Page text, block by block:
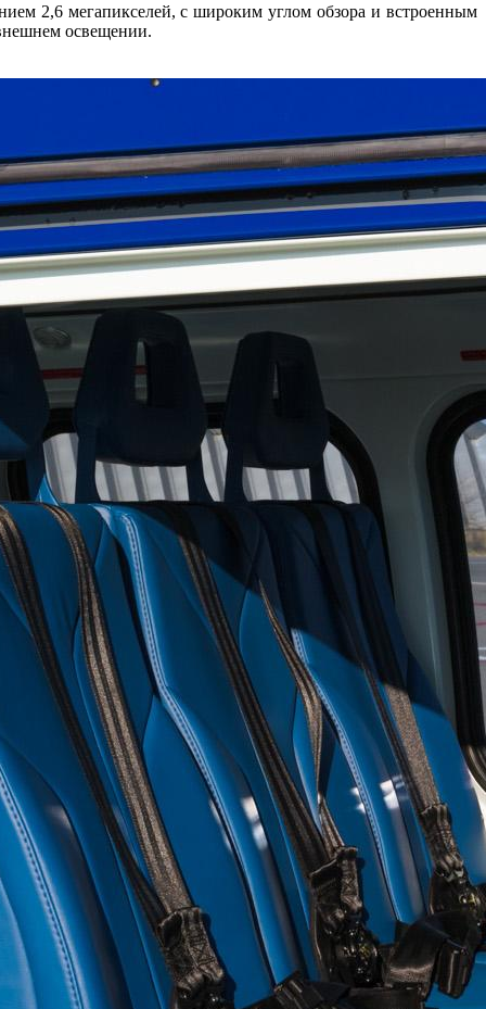
2,6 мегапикселей, с широким углом обзора и встроенным
освещении.